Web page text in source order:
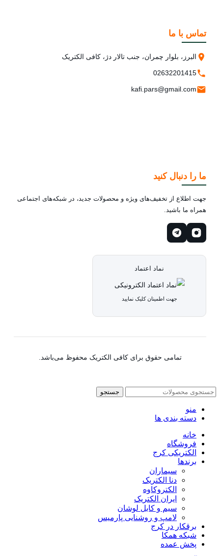
تماس با ما
البرز، بلوار چمران، جنب تالار دژ، کافی الکتریک
02632201415
kafi.pars@gmail.com
ما را دنبال کنید
جهت اطلاع از تخفیف‌های ویژه و محصولات جدید، در شبکه‌های اجتماعی
همراه ما باشید.
نماد اعتماد
جهت اطمینان کلیک نمایید
تمامی حقوق برای کافی الکتریک محفوظ می‌باشد.
جستجو
منو
دسته بندی ها
خانه
فروشگاه
الکتریکی کرج
برندها
سیماران
دنا الکتریک
الکتروکاوه
ایران الکتریک
سیم و کابل لوشان
لامپ و روشنایی پارمیس
برقکار در کرج
شبکه همکا
پخش عمده